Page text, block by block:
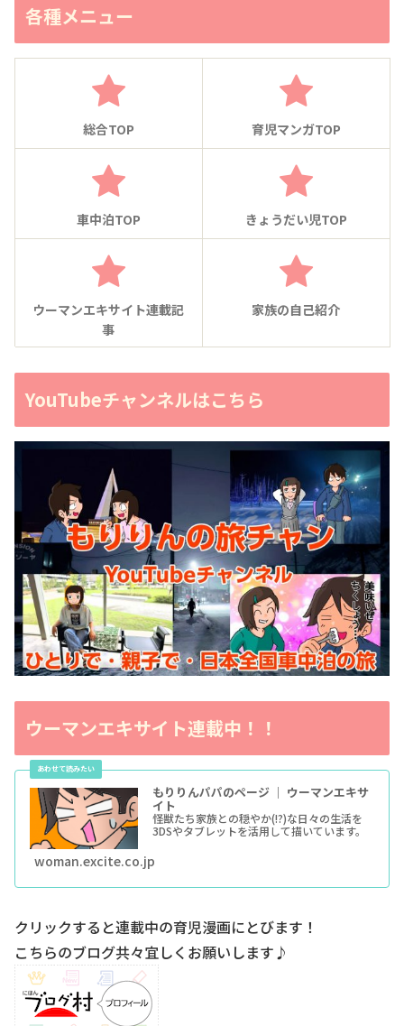
各種メニュー
総合TOP 育児マンガTOP
車中泊TOP きょうだい児TOP
ウーマンエキサイト連載記
事
家族の自己紹介
YouTubeチャンネルはこちら
ウーマンエキサイト連載中！！
もりりんパパのページ ｜ ウーマンエキサ
イト
怪獣たち家族との穏やか(!?)な日々の生活を
3DSやタブレットを活用して描いています。
woman.excite.co.jp
クリックすると連載中の育児漫画にとびます！
こちらのブログ共々宜しくお願いします♪